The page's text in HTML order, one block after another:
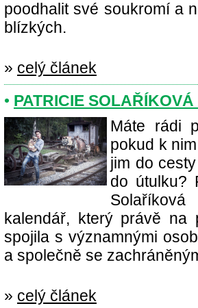
poodhalit své soukromí a
blízkých.
» celý článek
• PATRICIE
Máte rádi
pokud k
jim do
do útulku?
kalendář, který právě na
spojila s významnými
a společně se
» celý článek